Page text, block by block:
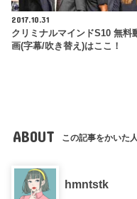
2017.10.31
クリミナルマインドS10 無料
画(字幕/吹き替え)はここ！
ABOUT この記事をかいた人
hmntstk